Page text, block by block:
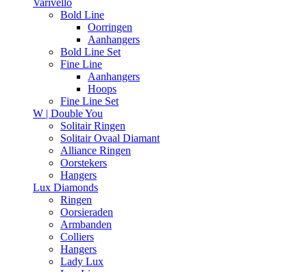
Varivello
Bold Line
Oorringen
Aanhangers
Bold Line Set
Fine Line
Aanhangers
Hoops
Fine Line Set
W | Double You
Solitair Ringen
Solitair Ovaal Diamant
Alliance Ringen
Oorstekers
Hangers
Lux Diamonds
Ringen
Oorsieraden
Armbanden
Colliers
Hangers
Lady Lux